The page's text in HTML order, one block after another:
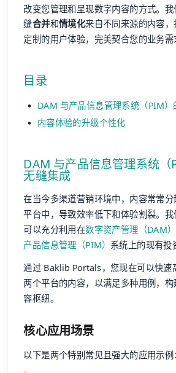
改变您管理和呈现数字内容的方式。
缝合并和情境化来自不同来源的内容
定制的用户体验，完美契合您的业务需
目录
DAM 与产品信息管理系统（PIM）
内容体验的升级个性化
DAM 与产品信息管理系统（
无缝集成
在当今多渠道营销环境中，内容常常
平台中，导致效率低下和体验割裂。
可以充分利用在数字资产管理（DAM）
产品信息管理（PIM） 系统上的现有投
通过 Baklib Portals，您现在可以快速
两个平台的内容，以满足多种用例，
容枢纽。
核心应用场景
以下是两个特别常见且强大的应用示例